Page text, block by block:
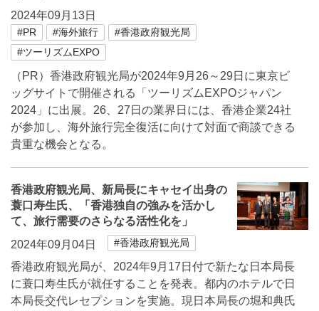
2024年09月13日
#PR #海外旅行
#香港政府観光局
#ツーリズムEXPO
（PR）香港政府観光局が2024年9月26～29日に東京ビ
ッグサイトで開催される「ツーリズムEXPOジャパン
2024」に出展。26、27日の業界日には、香港企業24社
が参加し、海外旅行完全復活に向けて対面で商談できる
貴重な機会となる。
香港政府観光局、新局長にキャセイ出身の
蓑口寿生氏、「香港独自の強みを活かし
て、旅行需要のさらなる活性化を」
2024年09月04日
#香港政府観光局
香港政府観光局が、2024年9月17日付で新たな日本局長
に蓑口寿生氏が就任することを発表。都内のホテルで日
本局長交代レセプションを実施。現日本局長の堀和典氏